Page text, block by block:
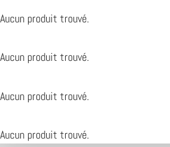
Aucun produit trouvé.
Aucun produit trouvé.
Aucun produit trouvé.
Aucun produit trouvé.